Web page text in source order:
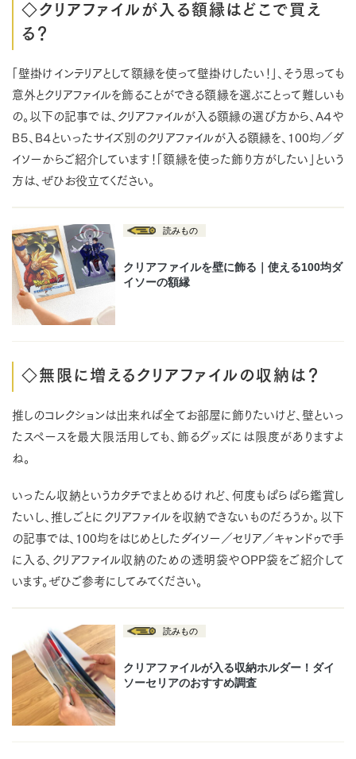
◇クリアファイルが入る額縁はどこで買え
る？
「壁掛けインテリアとして額縁を使って壁掛けしたい！」、そう思っても
意外とクリアファイルを飾ることができる額縁を選ぶことって難しいも
の。以下の記事では、クリアファイルが入る額縁の選び方から、A４や
B５、B４といったサイズ別のクリアファイルが入る額縁を、100均／ダ
イソーからご紹介しています！「額縁を使った飾り方がしたい」という
方は、ぜひお役立てください。
◇無限に増えるクリアファイルの収納は？
推しのコレクションは出来れば全てお部屋に飾りたいけど、壁といっ
たスペースを最大限活用しても、飾るグッズには限度がありますよ
ね。
いったん収納というカタチでまとめるけれど、何度もぱらぱら鑑賞し
たいし、推しごとにクリアファイルを収納できないものだろうか。以下
の記事では、100均をはじめとしたダイソー／セリア／キャンドゥで手
に入る、クリアファイル収納のための透明袋やOPP袋をご紹介して
います。ぜひご参考にしてみてください。